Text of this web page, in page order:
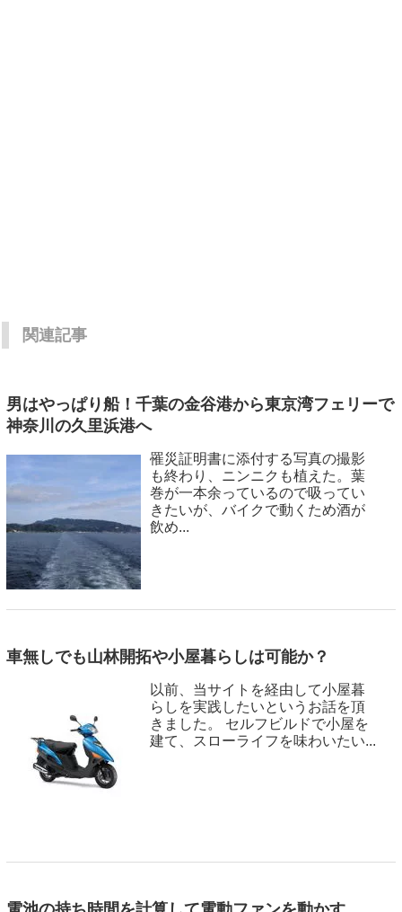
関連記事
男はやっぱり船！千葉の金谷港から東京湾フェリーで
神奈川の久里浜港へ
罹災証明書に添付する写真の撮影
も終わり、ニンニクも植えた。葉
巻が一本余っているので吸ってい
きたいが、バイクで動くため酒が
飲め...
車無しでも山林開拓や小屋暮らしは可能か？
以前、当サイトを経由して小屋暮
らしを実践したいというお話を頂
きました。 セルフビルドで小屋を
建て、スローライフを味わいたい...